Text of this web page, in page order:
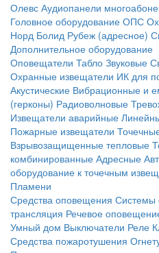
Олевс Аудиопанели
Головное оборудование ОПС
Норд Болид Рубеж (адресное)
Дополнительное оборудование
Оповещатели Табло Звуковые
Охранные извещатели ИК для
Акустические Вибрационные и
(герконы) Радиоволновые
Извещатели аварийные
Пожарные извещатели
Взрывозащищенные тепловые
комбинированные Адресные
оборудование к точечным
Пламени
Средства оповещения Системы
трансляция Речевое
Умный дом Выключатели Реле
Средства пожаротушения